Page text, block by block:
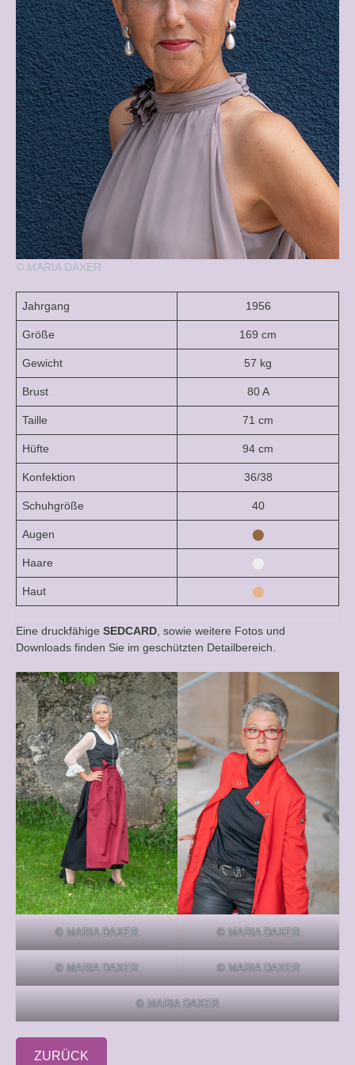
© MARIA DAXER
Jahrgang 1956
Größe 169 cm
Gewicht 57 kg
Brust 80 A
Taille 71 cm
Hüfte 94 cm
Konfektion 36/38
Schuhgröße 40
Augen ⬤
Haare ⬤
Haut ⬤
Eine druckfähige SEDCARD , sowie weitere Fotos und
Downloads finden Sie im geschützten Detailbereich.
© MARIA DAXER © MARIA DAXER
© MARIA DAXER © MARIA DAXER
© MARIA DAXER
ZURÜCK